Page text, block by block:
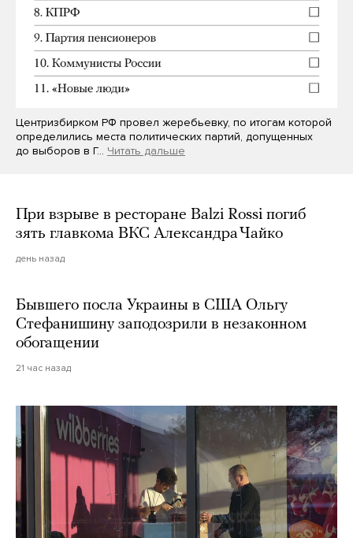
Центризбирком РФ провел жеребьевку, по итогам которой
определились места политических партий, допущенных
до выборов в Г… Читать дальше
При взрыве в ресторане Balzi Rossi погиб
зять главкома ВКС Александра Чайко
день назад
Бывшего посла Украины в США Ольгу
Стефанишину заподозрили в незаконном
обогащении
21 час назад